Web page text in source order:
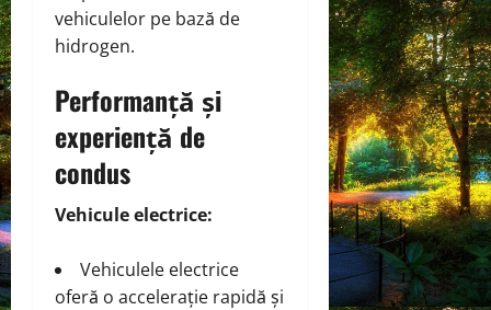
vehiculelor pe bază de
hidrogen.
Performanță și
experiență de
condus
Vehicule electrice:
Vehiculele electrice
oferă o accelerație rapidă și